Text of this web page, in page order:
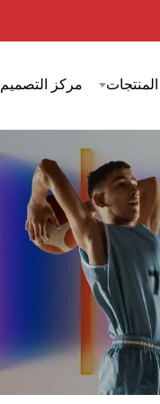
المنتجات مركز التصميم